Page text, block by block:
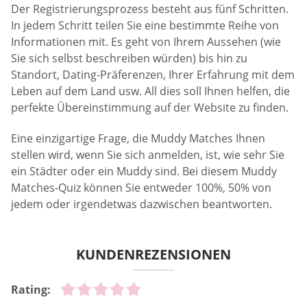
Der Registrierungsprozess besteht aus fünf Schritten.
In jedem Schritt teilen Sie eine bestimmte Reihe von
Informationen mit. Es geht von Ihrem Aussehen (wie
Sie sich selbst beschreiben würden) bis hin zu
Standort, Dating-Präferenzen, Ihrer Erfahrung mit dem
Leben auf dem Land usw. All dies soll Ihnen helfen, die
perfekte Übereinstimmung auf der Website zu finden.
Eine einzigartige Frage, die Muddy Matches Ihnen
stellen wird, wenn Sie sich anmelden, ist, wie sehr Sie
ein Städter oder ein Muddy sind. Bei diesem Muddy
Matches-Quiz können Sie entweder 100%, 50% von
jedem oder irgendetwas dazwischen beantworten.
KUNDENREZENSIONEN
Rating: